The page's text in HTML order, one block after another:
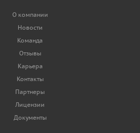
О компании
Новости
Команда
Отзывы
Карьера
Контакты
Партнеры
Лицензии
Документы